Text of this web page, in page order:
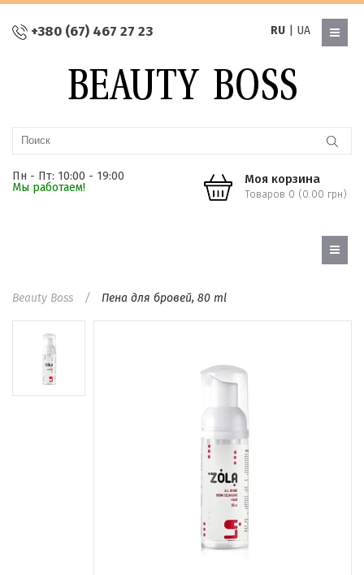
+380 (67) 467 27 23 RU| UA
Пн - Пт: 10:00 - 19:00
Мы работаем!
Моя корзина
Товаров 0 (0.00 грн)
Beauty Boss Пена для бровей, 80 ml